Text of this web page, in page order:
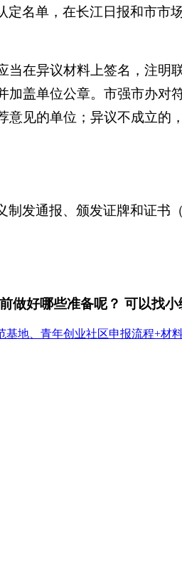
名单，在长江日报和市市
在异议材料上签名，注明
盖单位公章。市强市办对
见的单位；异议不成立的
发通报、颁发证牌和证书
做好哪些准备呢？ 可以找
地、青年创业社区申报流程+材